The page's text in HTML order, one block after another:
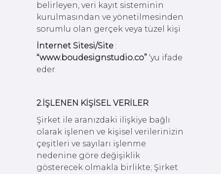
belirleyen, veri kayıt sisteminin
kurulmasından ve yönetilmesinden
sorumlu olan gerçek veya tüzel kişi
İnternet Sitesi/Site :
“www.boudesignstudio.co” ‘yu ifade
eder.
2.İŞLENEN KİŞİSEL VERİLER
Şirket ile aranızdaki ilişkiye bağlı
olarak işlenen ve kişisel verilerinizin
çeşitleri ve sayıları işlenme
nedenine göre değişiklik
gösterecek olmakla birlikte; Şirket